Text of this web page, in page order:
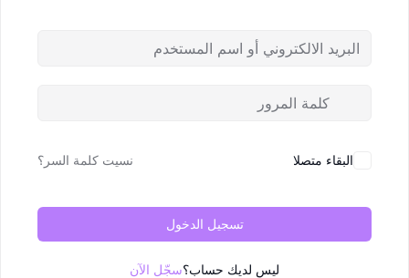
البقاء متصلا نسيت كلمة السر؟
تسجيل الدخول
ليس لديك حساب؟سجّل الآن